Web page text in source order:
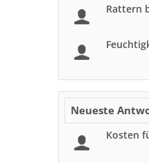
Rattern
Neueste
Kosten